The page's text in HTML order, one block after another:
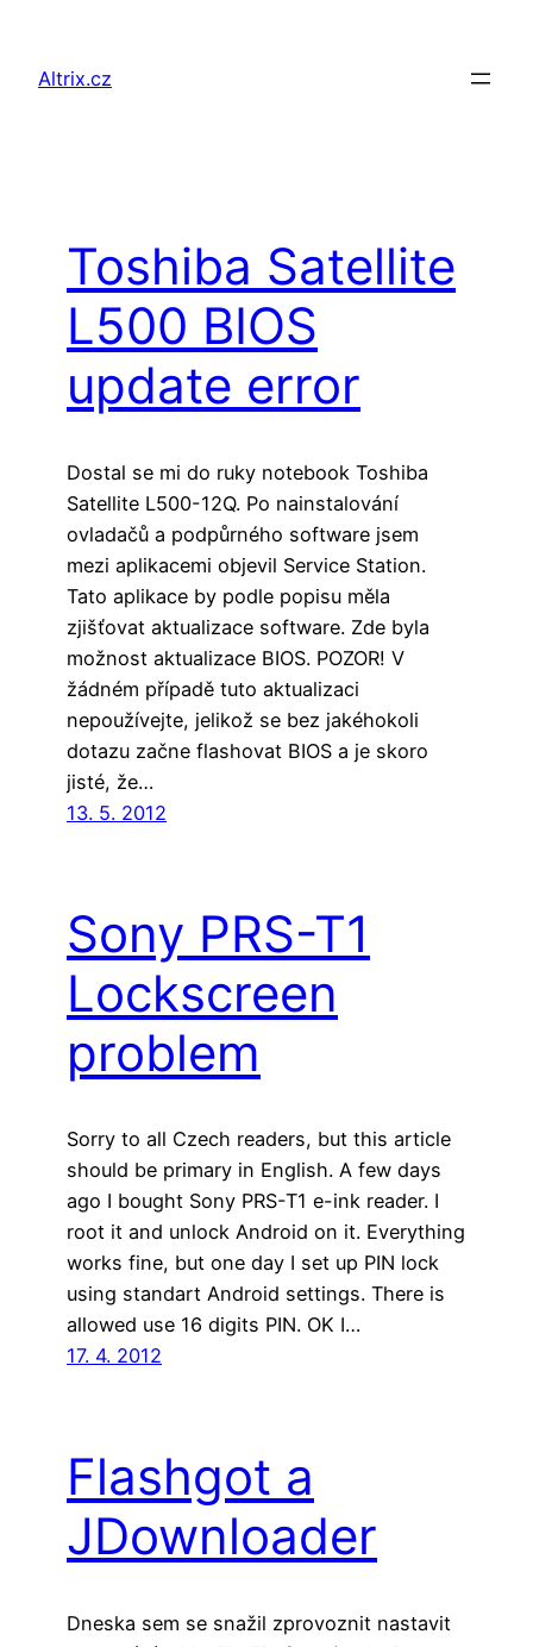
obsah
Altrix.cz
Toshiba Satellite
L500 BIOS
update error
Dostal se mi do ruky notebook Toshiba
Satellite L500-12Q. Po nainstalování
ovladačů a podpůrného software jsem
mezi aplikacemi objevil Service Station.
Tato aplikace by podle popisu měla
zjišťovat aktualizace software. Zde byla
možnost aktualizace BIOS. POZOR! V
žádném případě tuto aktualizaci
nepoužívejte, jelikož se bez jakéhokoli
dotazu začne flashovat BIOS a je skoro
jisté, že…
13. 5. 2012
Sony PRS-T1
Lockscreen
problem
Sorry to all Czech readers, but this article
should be primary in English. A few days
ago I bought Sony PRS-T1 e-ink reader. I
root it and unlock Android on it. Everything
works fine, but one day I set up PIN lock
using standart Android settings. There is
allowed use 16 digits PIN. OK I…
17. 4. 2012
Flashgot a
JDownloader
Dneska sem se snažil zprovoznit nastavit